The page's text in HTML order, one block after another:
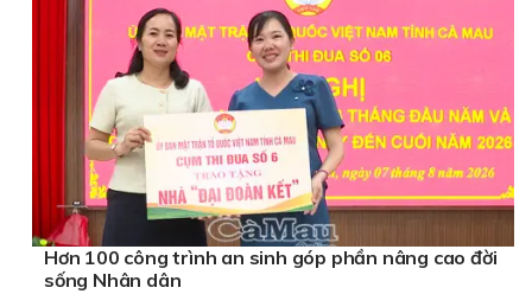
Hơn 100 công trình an sinh góp phần nâng cao đời
sống Nhân dân